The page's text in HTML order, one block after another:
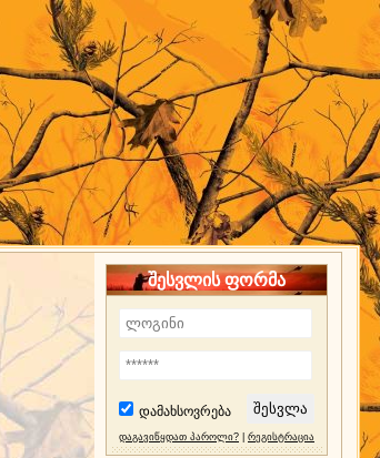
შესვლის ფორმა
დამახსოვრება
დაგავიწყდათ პაროლი? რეგისტრაცია